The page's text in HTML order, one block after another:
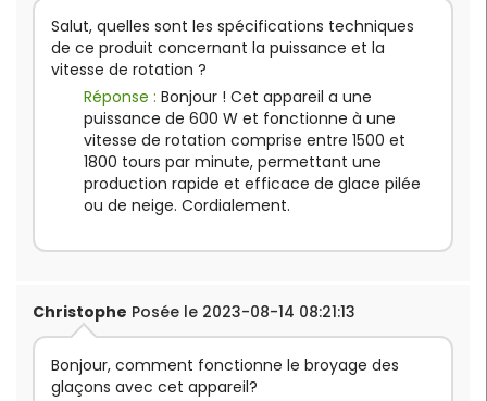
Salut, quelles sont les spécifications techniques
de ce produit concernant la puissance et la
vitesse de rotation ?
Réponse : Bonjour ! Cet appareil a une
puissance de 600 W et fonctionne à une
vitesse de rotation comprise entre 1500 et
1800 tours par minute, permettant une
production rapide et efficace de glace pilée
ou de neige. Cordialement.
Christophe Posée le 2023-08-14 08:21:13
Bonjour, comment fonctionne le broyage des
glaçons avec cet appareil?